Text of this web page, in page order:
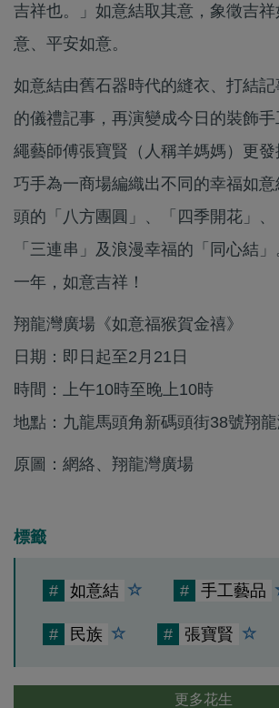
吉祥也。」如意結取其意，象徵吉
意、平安如意。
如意結由舊石器時代的縫衣、打結
的儀禮記事，再演變成今日的裝飾
繩藝師傅張寶賢（人稱羊媽媽）更
巧手為一商場編織出不同的幸福如
頭的「八方團圓」、「四季開花」、
「三連串」及浪漫幸福的「同心結
一年，如意吉祥！
翔龍灣廣場《如意福猴賀金禧》
日期：即日起至2月21日
時間：上午10時至晚上10時
地點：九龍馬頭角新碼頭街38號翔
原圖：網絡、翔龍灣廣場
標籤
# 如意結 # 手工藝品
# 民族 # 張寶賢
更多花生